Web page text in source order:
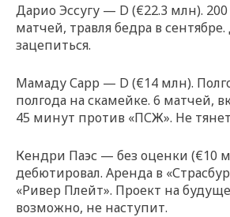
Дарио Эссугу — D (€22.3 млн).
матчей, травля бедра в
зацепиться.
Мамаду Сарр — D (€14 млн).
полгода на скамейке. 6 матчей,
45 минут против «ПСЖ». Не
Кендри Паэс — без оценки (€10
дебютировал. Аренда в
«Ривер Плейт». Проект на
возможно, не наступит.